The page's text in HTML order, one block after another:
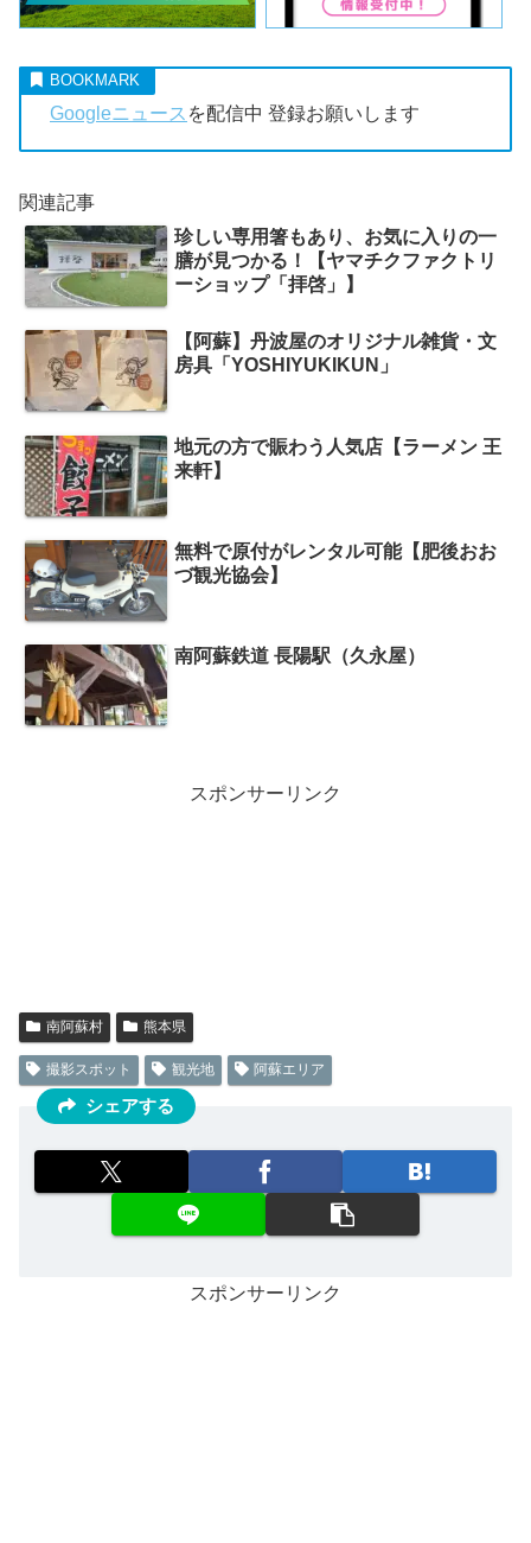
Googleニュース を配信中 登録お願いします
関連記事
珍しい専用箸もあり、お気に入りの一
膳が見つかる！【ヤマチクファクトリ
ーショップ「拝啓」】
【阿蘇】丹波屋のオリジナル雑貨・文
房具「YOSHIYUKIKUN」
地元の方で賑わう人気店【ラーメン 王
来軒】
無料で原付がレンタル可能【肥後おお
づ観光協会】
南阿蘇鉄道 長陽駅（久永屋）
スポンサーリンク
南阿蘇村 熊本県
撮影スポット 観光地 阿蘇エリア
シェアする
スポンサーリンク